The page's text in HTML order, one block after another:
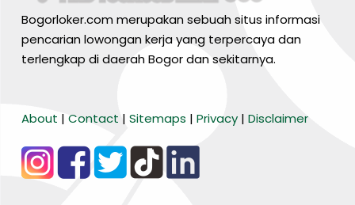
Bogorloker.com merupakan sebuah situs informasi
pencarian lowongan kerja yang terpercaya dan
terlengkap di daerah Bogor dan sekitarnya.
About | Contact | Sitemaps | Privacy | Disclaimer